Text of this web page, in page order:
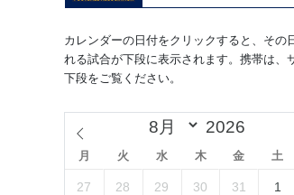
カレンダーの日付をクリックすると、その
れる試合が下段に表示されます。携帯は、
下段をご覧ください。
月 火 水 木 金 土
27 28 29 30 31 1